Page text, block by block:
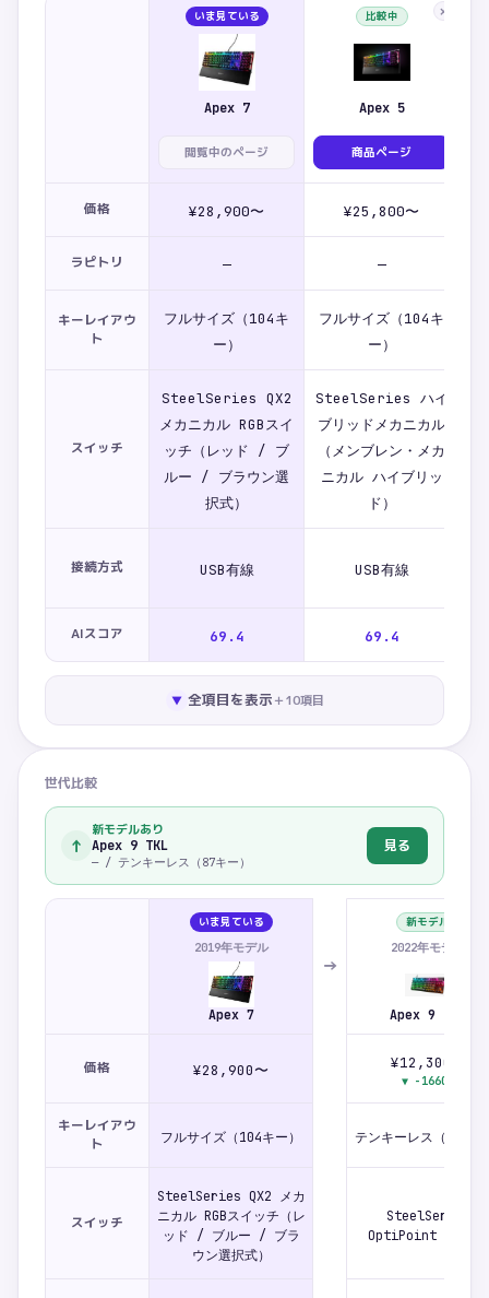
いま見ている
Apex 7
閲覧中のページ
比較中 ×
Apex 5
商品ページ
価格 ¥28,900〜 ¥25,800〜
ラピトリ — —
キーレイアウ
ト
フルサイズ（104キ
ー）
フルサイズ（104キ
ー）
スイッチ
SteelSeries QX2
メカニカル RGBスイ
ッチ（レッド / ブ
ルー / ブラウン選
択式）
SteelSeries ハイ
ブリッドメカニカル
（メンブレン・メカ
ニカル ハイブリッ
ド）
接続方式 USB有線 USB有線
AIスコア 69.4 69.4
▼ 全項目を表示＋10項目
世代比較
↑
新モデルあり
Apex 9 TKL
— / テンキーレス（87キー）
見る
いま見ている
2019年モデル
Apex 7
→
新モデル
2022年モデル
Apex 9 TKL
価格 ¥28,900〜 ¥12,300〜
▼ -16600
キーレイアウ
ト
フルサイズ（104キー） テンキーレス（87キ
スイッチ
SteelSeries QX2 メカ
ニカル RGBスイッチ（レ
ッド / ブルー / ブラ
ウン選択式）
SteelSeries
OptiPoint（光学）